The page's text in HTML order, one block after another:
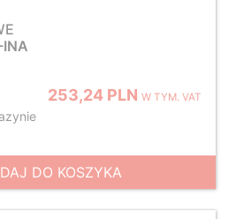
253,24 PLNW TYM. VAT
DO KOSZYKA